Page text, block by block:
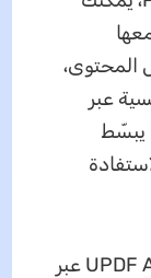
المحتوى،
عبر
جميع الملفات، فإن UPDF AI Online يبسّط
افتح الواجهة الرئيسية ل UPDF AI عبر